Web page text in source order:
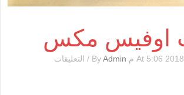
اوفيس مكس
Admin
/ التعليقات